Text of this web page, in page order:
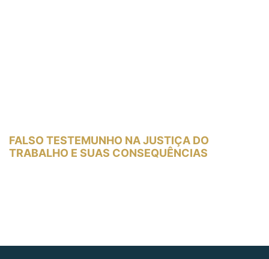
FALSO TESTEMUNHO NA JUSTIÇA DO
TRABALHO E SUAS CONSEQUÊNCIAS